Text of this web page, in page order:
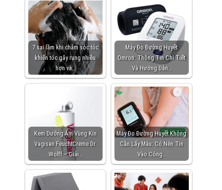
7 sai lầm khi chăm sóc tóc
khiến tóc gãy rụng nhiều
hơn và…
Máy Đo Đường Huyết
Omron: Thông Tin Chi Tiết
Và Hướng Dẫn…
Kem Dưỡng Ẩm Vùng Kín
Vagisan FeuchtCreme Dr.
Wolff – Giải…
Máy Đo Đường Huyết Không
Cần Lấy Máu: Có Nên Tin
Vào Công…